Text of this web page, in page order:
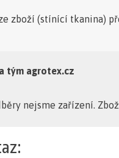
zboží (stínící tkanina)
tým agrotex.cz
nejsme zařízení.